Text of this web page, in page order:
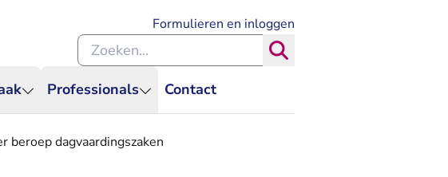
Professionals Contact
Formulieren en inloggen
Zoeken binnen de Rechtspraak
beroep dagvaardingszaken